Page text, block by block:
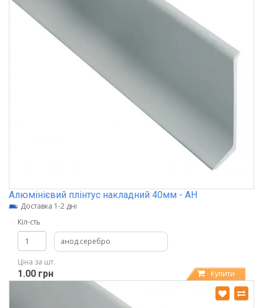
Алюмінієвий плінтус накладний 40мм - АН
Доставка 1-2 дні
Кіл-сть
анод.серебро
Ціна за шт.
1.00 грн Купити